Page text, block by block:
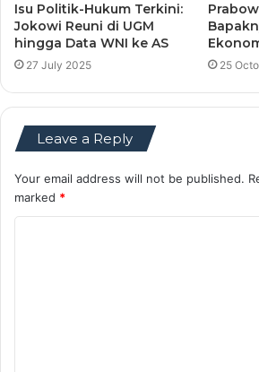
Isu Politik-Hukum Terkini:
Jokowi Reuni di UGM
hingga Data WNI ke AS
27 July 2025 25
Leave a Reply
Your email address will not be published.
marked *